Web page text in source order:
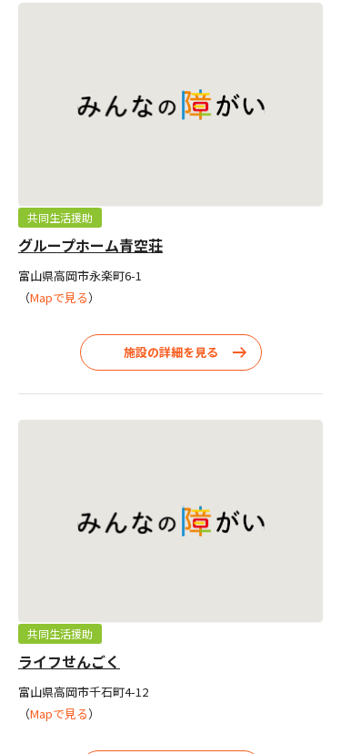
共同生活援助
グループホーム青空荘
富山県高岡市永楽町6-1
（Mapで見る）
施設の詳細を見る
共同生活援助
ライフせんごく
富山県高岡市千石町4-12
（Mapで見る）